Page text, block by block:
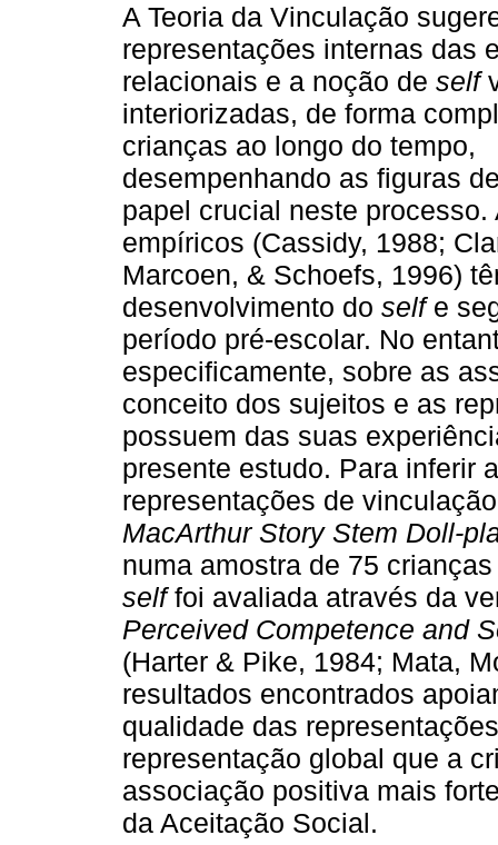
A Teoria da Vinculação
representações internas das
relacionais e a noção de self
interiorizadas, de forma
crianças ao longo do tempo,
desempenhando as figuras
papel crucial neste processo.
empíricos (Cassidy, 1988;
Marcoen, & Schoefs, 1996)
desenvolvimento do self e
período pré-escolar. No
especificamente, sobre as
conceito dos sujeitos e as
possuem das suas
presente estudo. Para inferir
representações de
MacArthur Story Stem Doll-
numa amostra de 75
selffoi avaliada através da
Perceived Competence and
(Harter & Pike, 1984; Mata,
resultados encontrados
qualidade das
representação global que a
associação positiva mais
da Aceitação Social.